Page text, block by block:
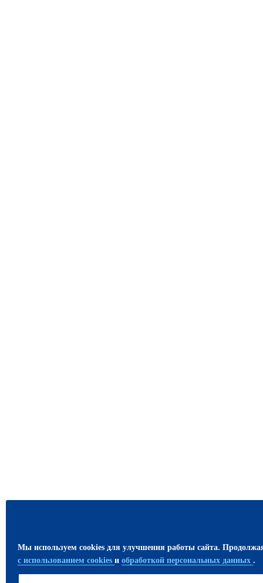
Мы используем cookies для улучшения работы сайта.
с использованием cookies и обработкой персональных данных .